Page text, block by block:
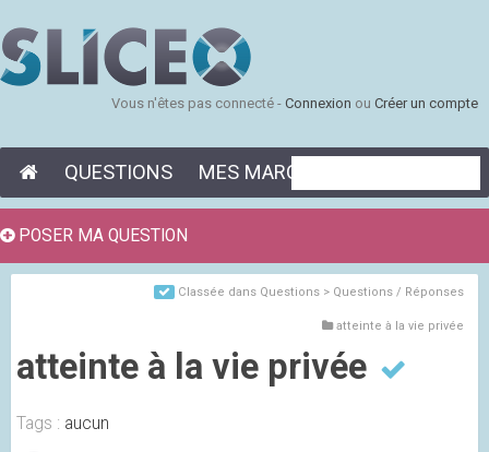
Vous n'êtes pas connecté - Connexion ou Créer un compte
QUESTIONS MES MARQUE-PAGES
Classée dans Questions > Questions / Réponses
atteinte à la vie privée
atteinte à la vie privée
Tags : aucun
POSER MA QUESTION